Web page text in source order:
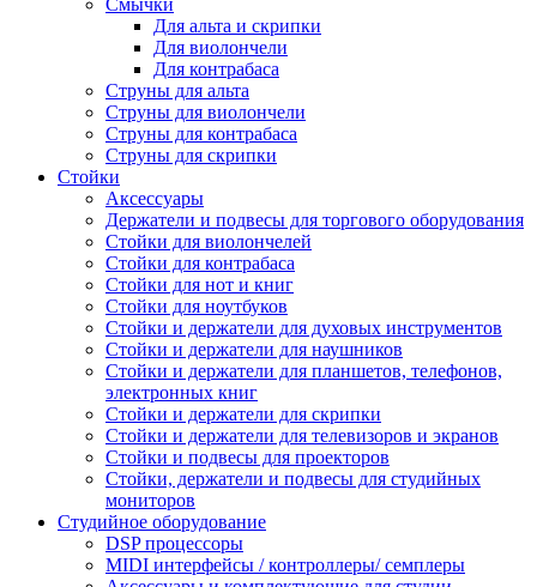
Смычки
Для альта и скрипки
Для виолончели
Для контрабаса
Струны для альта
Струны для виолончели
Струны для контрабаса
Струны для скрипки
Стойки
Аксессуары
Держатели и подвесы для торгового оборудования
Стойки для виолончелей
Стойки для контрабаса
Стойки для нот и книг
Стойки для ноутбуков
Стойки и держатели для духовых инструментов
Стойки и держатели для наушников
Стойки и держатели для планшетов, телефонов,
электронных книг
Стойки и держатели для скрипки
Стойки и держатели для телевизоров и экранов
Стойки и подвесы для проекторов
Стойки, держатели и подвесы для студийных
мониторов
Студийное оборудование
DSP процессоры
MIDI интерфейсы / контроллеры/ семплеры